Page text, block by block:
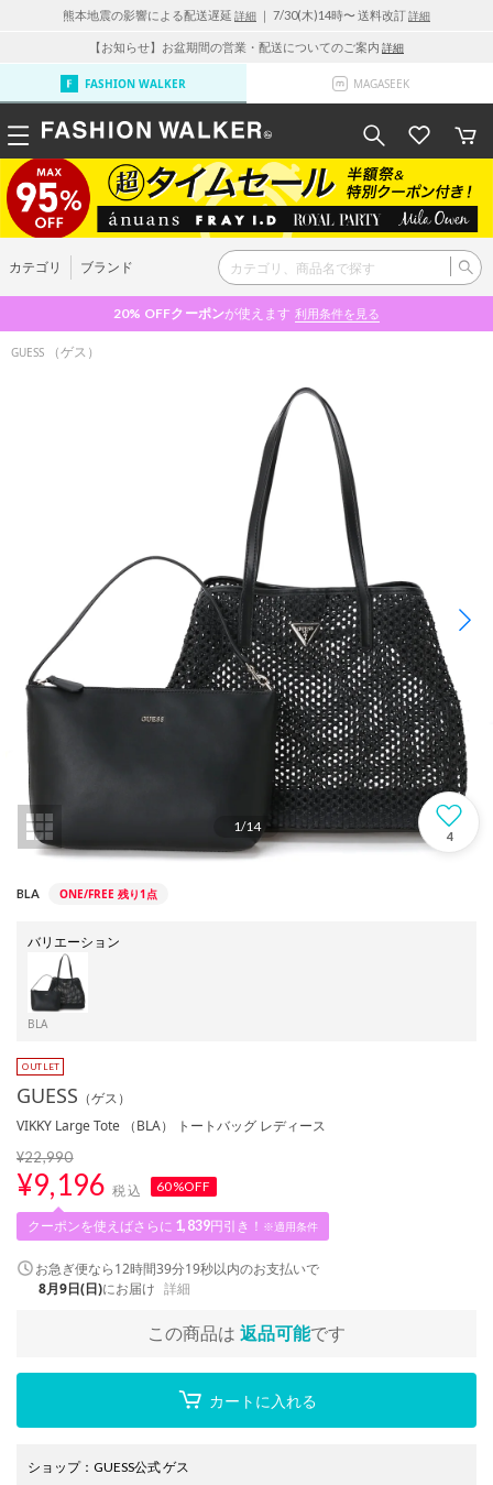
熊本地震の影響による配送遅延 詳細 ｜ 7/30(木)14時〜 送料改訂詳細
【お知らせ】お盆期間の営業・配送についてのご案内 詳細
FASHION WALKER MAGASEEK
カテゴリ ブランド
20% OFFクーポンが使えます 利用条件を見る
GUESS （ゲス）
1/14
4
BLA ONE/FREE 残り1点
バリエーション
BLA
GUESS （ゲス）
VIKKY Large Tote （BLA） トートバッグ レディース
¥22,990
¥9,196 税込 60%OFF
クーポンを使えばさらに 1,839円引き！ ※適用条件
お急ぎ便なら12時間39分18秒以内のお支払いで
8月9日(日)にお届け 詳細
この商品は 返品可能です
カートに入れる
ショップ： GUESS公式 ゲス